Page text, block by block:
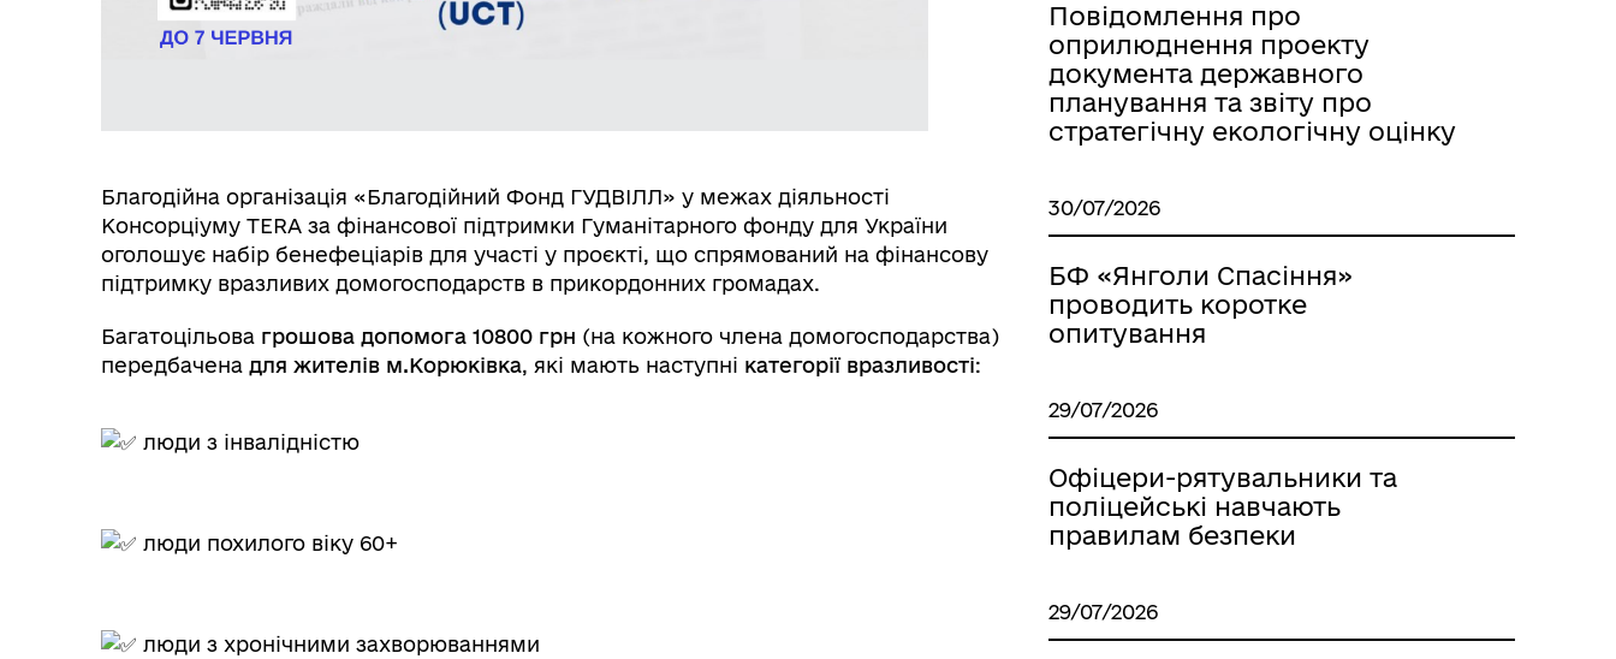
Очищення влади
Вулиці, провулки/
Місцеві податки, збори,
платежі
Герої не вмирають
Благодійна організація «Благодійний Фонд ГУДВІЛЛ» у межах діяльності
Консорціуму TERA за фінансової підтримки Гуманітарного фонду для України
оголошує набір бенефеціарів для участі у проєкті, що спрямований на фінансову
підтримку вразливих домогосподарств в прикордонних громадах.
Багатоцільова грошова допомога 10800 грн (на кожного члена домогосподарства)
передбачена для жителів м.Корюківка, які мають наступні категорії вразливості:
люди з інвалідністю
люди похилого віку 60+
люди з хронічними захворюваннями
Повідомлення про
оприлюднення проекту
документа державного
планування та звіту про
стратегічну екологічну оцінку
30/07/2026
БФ «Янголи Спасіння»
проводить коротке
опитування
29/07/2026
Офіцери-рятувальники та
поліцейські навчають
правилам безпеки
29/07/2026